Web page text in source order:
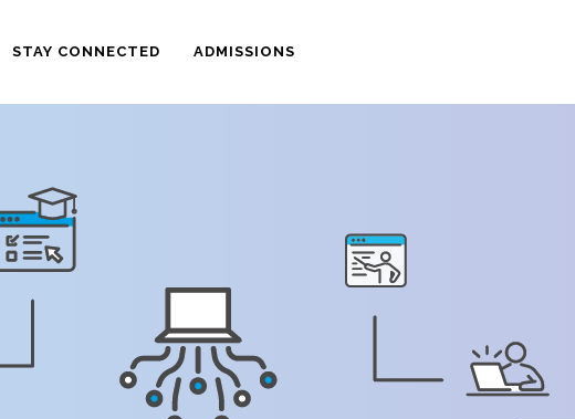
STAY CONNECTED ADMISSIONS